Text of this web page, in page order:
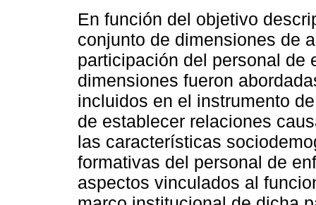
En función del objetivo
conjunto de dimensiones de
participación del personal de
dimensiones fueron
incluidos en el instrumento
de establecer relaciones
las características
formativas del personal de
aspectos vinculados al